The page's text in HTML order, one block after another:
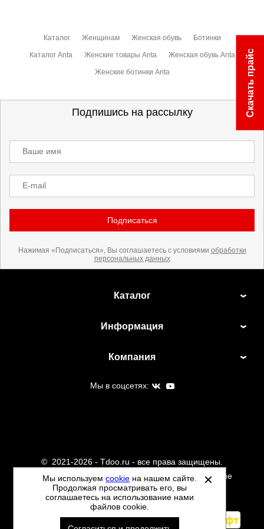
Каталог Женщинам Женская обувь Ботинки
Каталог Anta Женские товары Anta Женская обувь Anta
Женские ботинки Anta
Подпишись на рассылку
Ваше имя
E-mail
Подписаться
Нажимая «Подписаться», Вы соглашаетесь с условиями обработки
персональных данных
Каталог
Информация
Компания
Мы в соцсетях:
© 2021-2026 - Tdoo.ru - все права защищены.
Данный сайт не является интернет магазином и не
является публичной офертой.
Политика обработки персональных данных
Автоматизировано -
Скачать прайс
Мы используемcookie на нашем сайте.
Продолжая просматривать его, вы
соглашаетесь на использование нами
файлов cookie.